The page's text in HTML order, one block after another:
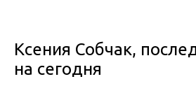
Ксения Собчак,
на сегодня